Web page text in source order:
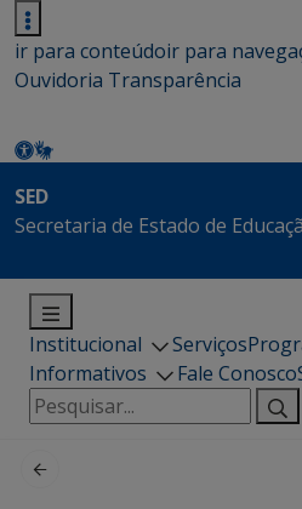
ir para conteúdoir para
Ouvidoria Transparência
SED
Secretaria de Estado de
Institucional Serviços
Informativos
Fale Conosco
Pesquisar
por: